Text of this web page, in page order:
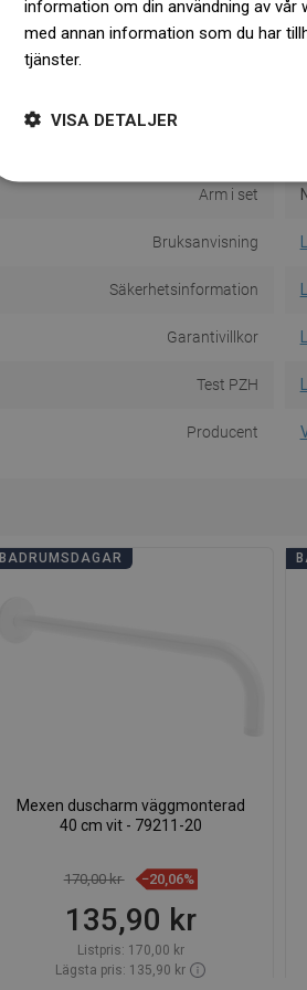
Färg
Arm i set
Bruksanvisning
Säkerhetsinformation
Garantivillkor
Test PZH
Producent
BADRUMSDAGAR
Mexen duscharm väggmonterad
40 cm vit - 79211-20
170,00 kr −20,06%
135,90 kr
Listpris: 170,00 kr
Lägsta pris: 135,90 kr
information om din användning av vår
med annan information som du har
tjänster.
VISA DETALJER